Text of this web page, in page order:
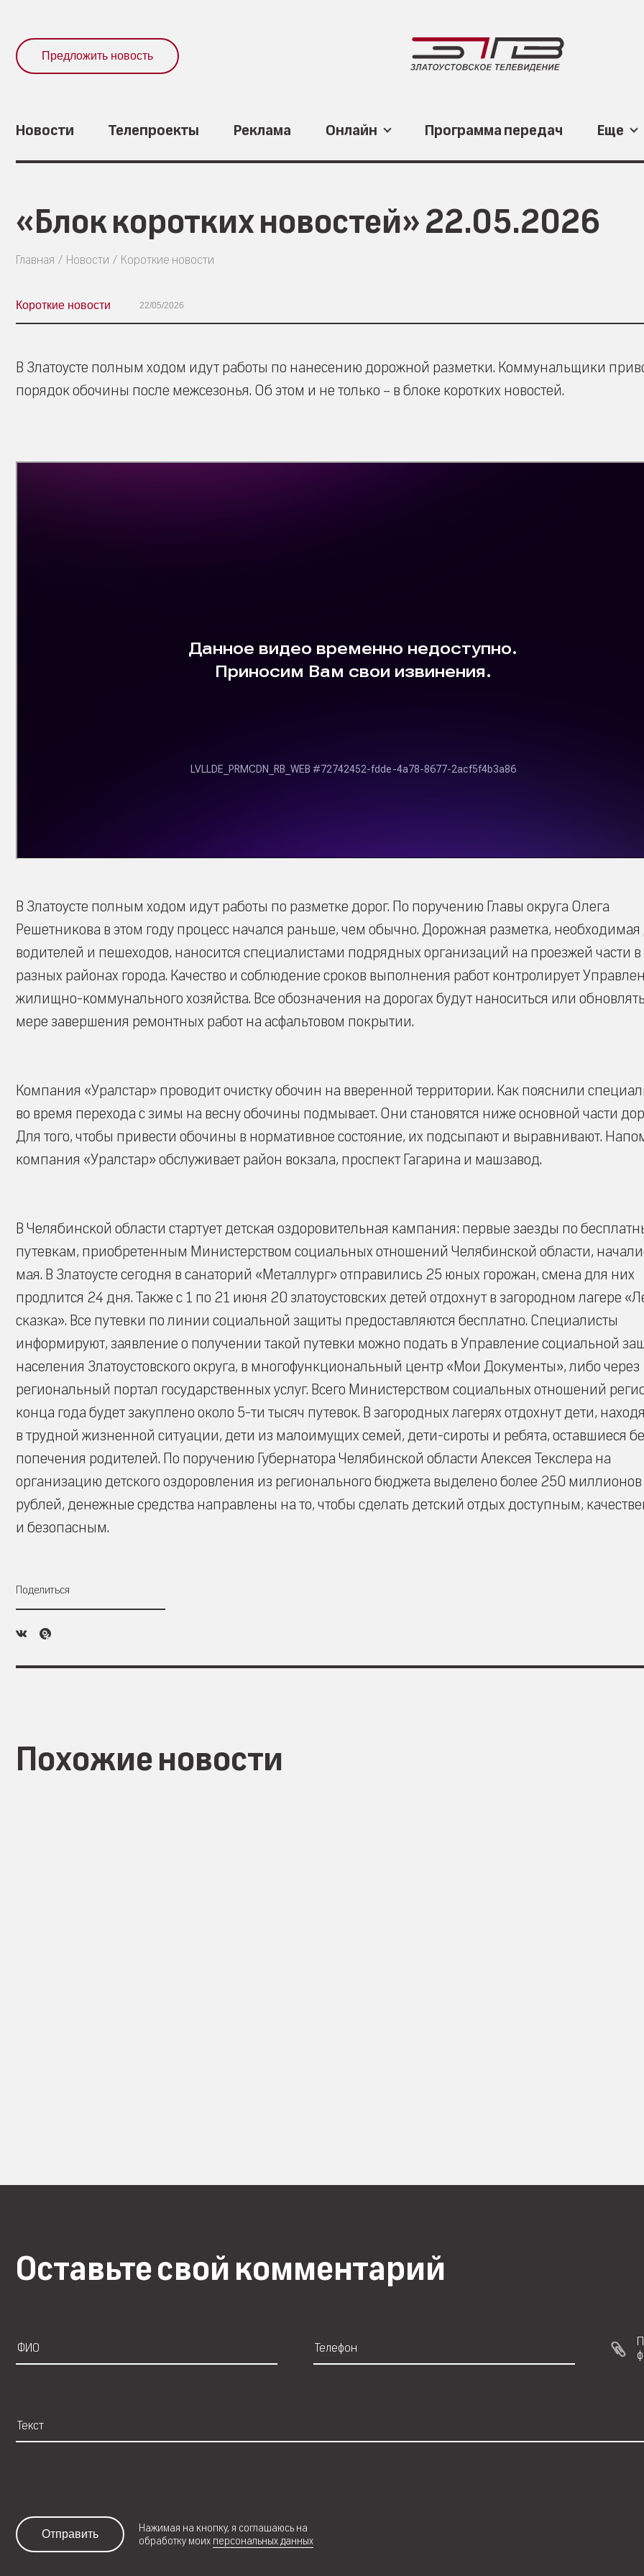
Предложить новость
Новости Телепроекты Реклама Онлайн Программа передач Еще
«Блок коротких новостей» 22.05.2026
Главная Новости Короткие новости
Короткие новости 22/05/2026
В Златоусте полным ходом идут работы по нанесению дорожной разметки. Коммунальщики
порядок обочины после межсезонья. Об этом и не только – в блоке коротких новостей.
В Златоусте полным ходом идут работы по разметке дорог. По поручению Главы округа Олега
Решетникова в этом году процесс начался раньше, чем обычно. Дорожная разметка,
водителей и пешеходов, наносится специалистами подрядных организаций на проезжей части в
разных районах города. Качество и соблюдение сроков выполнения работ контролирует
жилищно-коммунального хозяйства. Все обозначения на дорогах будут наноситься или
мере завершения ремонтных работ на асфальтовом покрытии.
Компания «Уралстар» проводит очистку обочин на вверенной территории. Как пояснили
во время перехода с зимы на весну обочины подмывает. Они становятся ниже основной части
Для того, чтобы привести обочины в нормативное состояние, их подсыпают и выравнивают.
компания «Уралстар» обслуживает район вокзала, проспект Гагарина и машзавод.
В Челябинской области стартует детская оздоровительная кампания: первые заезды по
путевкам, приобретенным Министерством социальных отношений Челябинской области,
мая. В Златоусте сегодня в санаторий «Металлург» отправились 25 юных горожан, смена для них
продлится 24 дня. Также с 1 по 21 июня 20 златоустовских детей отдохнут в загородном лагере
сказка». Все путевки по линии социальной защиты предоставляются бесплатно. Специалисты
информируют, заявление о получении такой путевки можно подать в Управление социальной
населения Златоустовского округа, в многофункциональный центр «Мои Документы», либо через
региональный портал государственных услуг. Всего Министерством социальных отношений
конца года будет закуплено около 5-ти тысяч путевок. В загородных лагерях отдохнут дети,
в трудной жизненной ситуации, дети из малоимущих семей, дети-сироты и ребята, оставшиеся
попечения родителей. По поручению Губернатора Челябинской области Алексея Текслера на
организацию детского оздоровления из регионального бюджета выделено более 250 миллионов
рублей, денежные средства направлены на то, чтобы сделать детский отдых доступным,
и безопасным.
Поделиться
Похожие новости
Оставьте свой комментарий
Отправить
Нажимая на кнопку, я соглашаюсь на
обработку моих персональных данных